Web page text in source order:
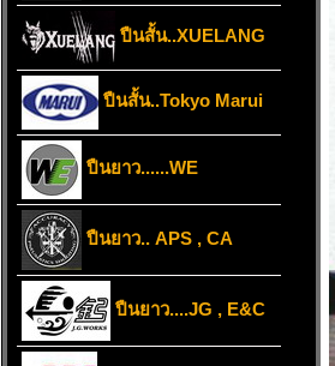
ปืนสั้น..XUELANG
ปืนสั้น..Tokyo Marui
ปืนยาว......WE
ปืนยาว.. APS , CA
ปืนยาว....JG , E&C